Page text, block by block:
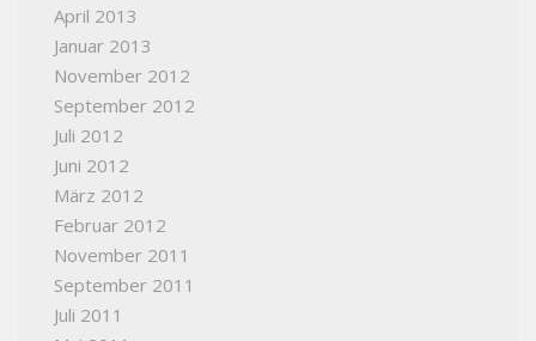
April 2013
Januar 2013
November 2012
September 2012
Juli 2012
Juni 2012
März 2012
Februar 2012
November 2011
September 2011
Juli 2011